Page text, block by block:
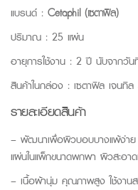
แบรนด์ : Cetaphil (เซตาฟิล)
ปริมาณ : 25 แผ่น
อายุการใช้งาน : 2 ปี นับจากวั
สินค้าในกล่อง : เซตาฟิล เจน
รายละเอียดสินค้า
– พัฒนาเพื่อผิวบอบบางแพ้ง่าย
แผ่นในแพ็กขนาดพกพา ผิวสะอา
– เนื้อผ้านุ่ม คุณภาพสูง ใช้งานส